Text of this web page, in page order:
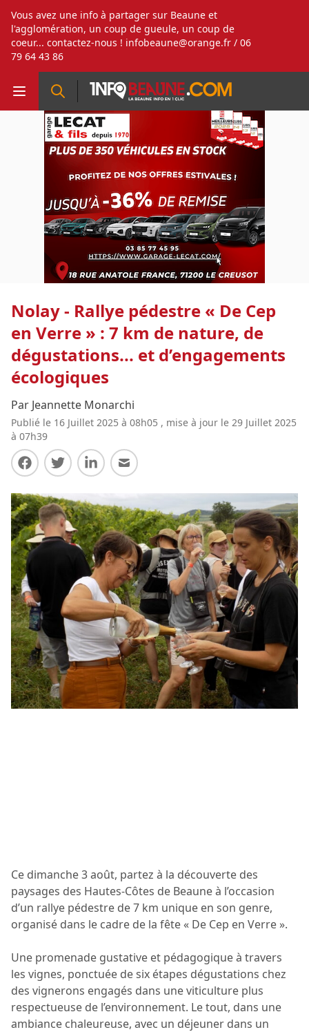
Vous avez une info à partager sur Beaune et
l'agglomération, un coup de gueule, un coup de
coeur... contactez-nous ! infobeaune@orange.fr / 06
79 64 43 86
Nolay - Rallye pédestre « De Cep
en Verre » : 7 km de nature, de
dégustations... et d’engagements
écologiques
Par Jeannette Monarchi
Publié le 16 Juillet 2025 à 08h05 , mise à jour le 29 Juillet 2025
à 07h39
Partager sur Facebook
Partager sur Twitter
Partager sur LinkedIn
Partager par E-mail
Ce dimanche 3 août, partez à la découverte des
paysages des Hautes-Côtes de Beaune à l’occasion
d’un rallye pédestre de 7 km unique en son genre,
organisé dans le cadre de la fête « De Cep en Verre ».
Une promenade gustative et pédagogique à travers
les vignes, ponctuée de six étapes dégustations chez
des vignerons engagés dans une viticulture plus
respectueuse de l’environnement. Le tout, dans une
ambiance chaleureuse, avec un déjeuner dans un